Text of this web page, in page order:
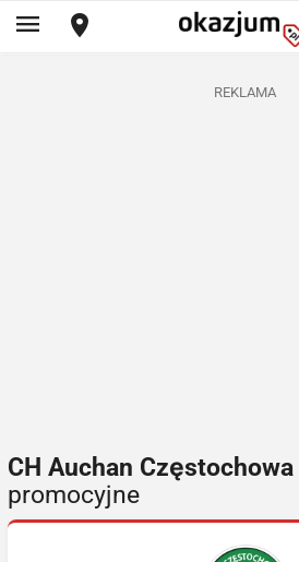
REKLAMA
CH Auchan Częstochowa
promocyjne